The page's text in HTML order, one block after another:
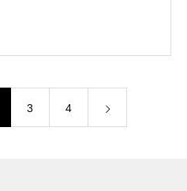
3 4